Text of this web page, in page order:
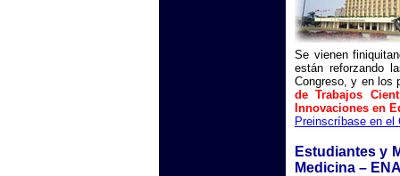
Se vienen
están reforzando
Congreso, y en los
de Trabajos
Innovaciones en
Preinscríbase en el
Estudiantes y
Medicina –